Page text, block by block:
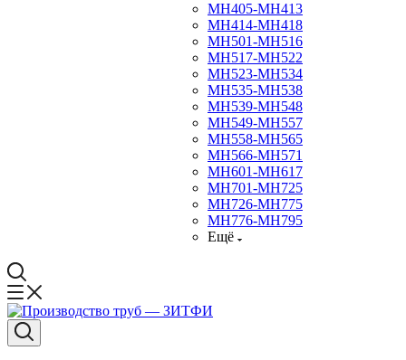
МН405-МН413
МН414-МН418
МН501-МН516
МН517-МН522
МН523-МН534
МН535-МН538
МН539-МН548
МН549-МН557
МН558-МН565
МН566-МН571
МН601-МН617
МН701-МН725
МН726-МН775
МН776-МН795
Ещё